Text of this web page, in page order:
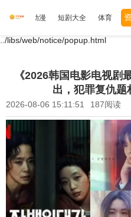
综艺 动漫 短剧大全 体育
../libs/web/notice/popup.html
《2026韩国电影电视剧
出，犯罪复仇题
2026-08-06 15:11:51 187阅读